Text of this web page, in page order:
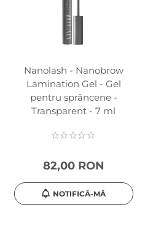
Nanolash - Nanobrow
Lamination Gel - Gel
pentru sprâncene -
Transparent - 7 ml
82,00 RON
NOTIFICĂ-MĂ